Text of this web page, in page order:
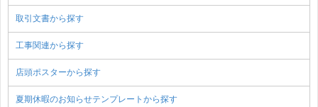
取引文書から探す
工事関連から探す
店頭ポスターから探す
夏期休暇のお知らせテンプレートから探す